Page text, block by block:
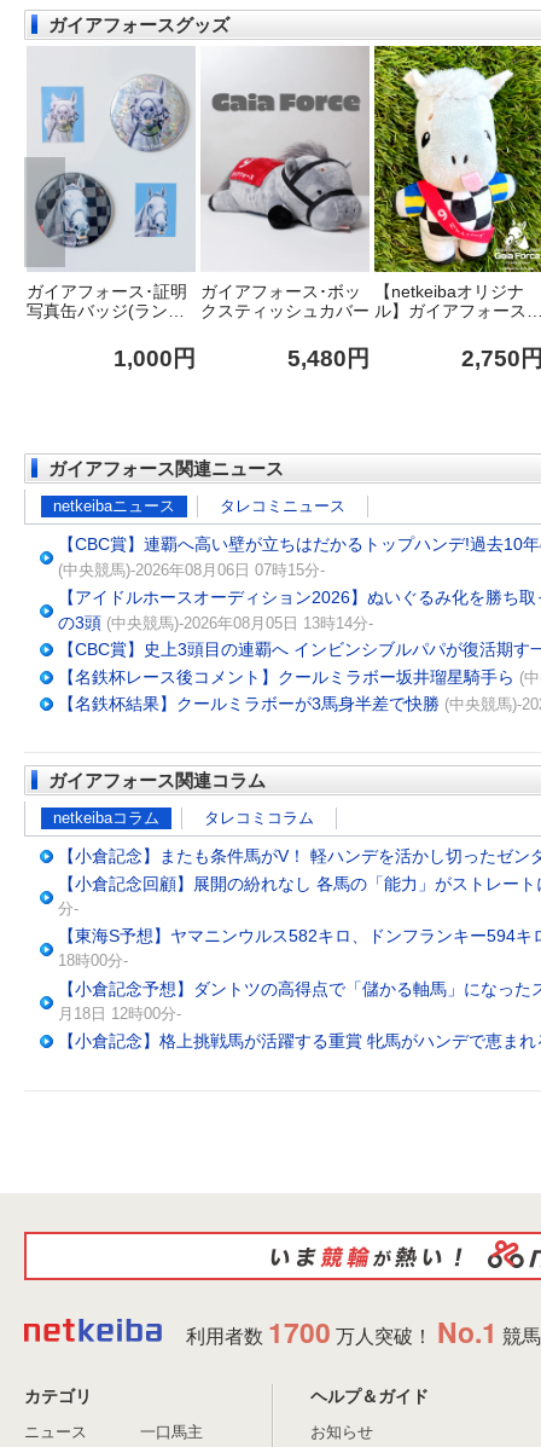
ガイアフォースグッズ
ガイアフォース･証明
写真缶バッジ(ランダ
1,000円
ガイアフォース･ボッ
クスティッシュカバー
5,480円
【netkeibaオリジナ
ル】ガイアフォース･
2,750
ガイアフォース関連ニュース
netkeibaニュース タレコミニュース
【CBC賞】連覇へ高い壁が立ちはだかるトップハンデ!過去10
(中央競馬)-2026年08月06日 07時15分-
【アイドルホースオーディション2026】ぬいぐるみ化を勝
の3頭 (中央競馬)-2026年08月05日 13時14分-
【CBC賞】史上3頭目の連覇へ インビンシブルパパが復活期す
【名鉄杯レース後コメント】クールミラボー坂井瑠星騎手ら (
【名鉄杯結果】クールミラボーが3馬身半差で快勝 (中央競馬)-
ガイアフォース関連コラム
netkeibaコラム タレコミコラム
【小倉記念】またも条件馬がV！ 軽ハンデを活かし切ったゼン
【小倉記念回顧】展開の紛れなし 各馬の「能力」がストレー
分-
【東海S予想】ヤマニンウルス582キロ、ドンフランキー594
18時00分-
【小倉記念予想】ダントツの高得点で「儲かる軸馬」になっ
月18日 12時00分-
【小倉記念】格上挑戦馬が活躍する重賞 牝馬がハンデで恵ま
利用者数 1700 万人突破！ No.1 競
カテゴリ
ニュース
一口馬主
ヘルプ＆ガイド
お知らせ